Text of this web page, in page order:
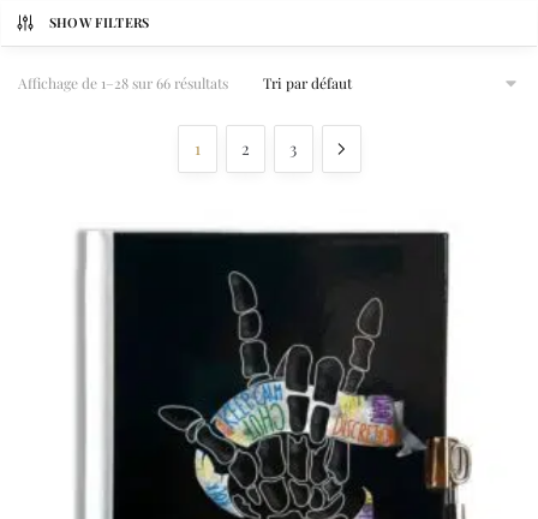
SHOW FILTERS
Affichage de 1–28 sur 66 résultats
1 2 3